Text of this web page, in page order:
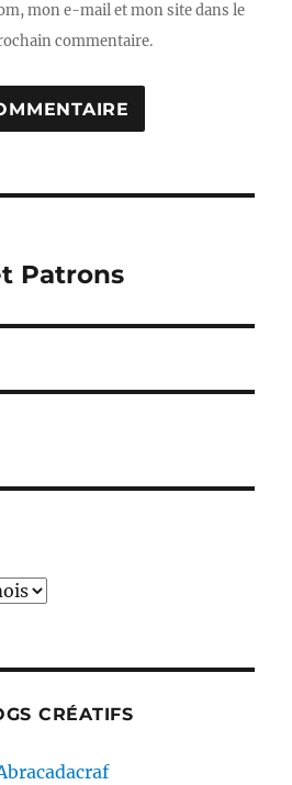
mon e-mail et mon site dans le
commentaire.
Patrons
CRÉATIFS